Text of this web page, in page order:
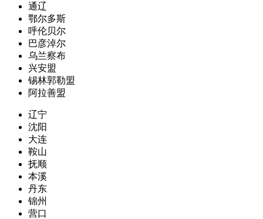
通辽
鄂尔多斯
呼伦贝尔
巴彦淖尔
乌兰察布
兴安盟
锡林郭勒盟
阿拉善盟
辽宁
沈阳
大连
鞍山
抚顺
本溪
丹东
锦州
营口